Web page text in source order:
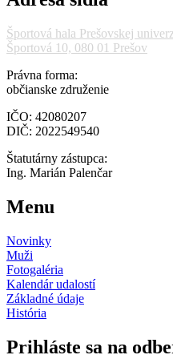
Športová hala Prešovskej
Športová 10, 080 01 Prešov
Právna forma:
občianske združenie
IČO: 42080207
DIČ: 2022549540
Štatutárny zástupca:
Ing. Marián Palenčar
Menu
Novinky
Muži
Fotogaléria
Kalendár udalostí
Základné údaje
História
Prihláste sa na